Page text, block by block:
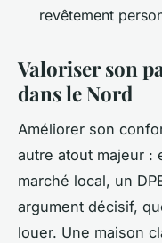
revêtement
Valoriser son
dans le Nord
Améliorer son
autre atout majeur :
marché local, un
argument décisif,
louer. Une maison